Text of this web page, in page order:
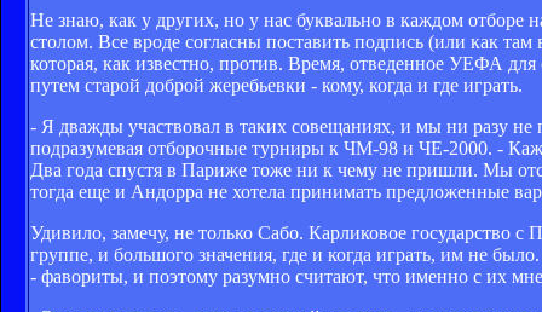
Не знаю, как у других, но у нас буквально в каждом отборе
столом. Все вроде согласны поставить подпись (или как
которая, как известно, против. Время, отведенное УЕФА
путем старой доброй жеребьевки - кому, когда и где играть.
- Я дважды участвовал в таких совещаниях, и мы ни разу
подразумевая отборочные турниры к ЧМ-98 и ЧЕ-2000. -
Два года спустя в Париже тоже ни к чему не пришли. Мы
тогда еще и Андорра не хотела принимать предложенные
Удивило, замечу, не только Сабо. Карликовое государство
группе, и большого значения, где и когда играть, им не
- фавориты, и поэтому разумно считают, что именно с их